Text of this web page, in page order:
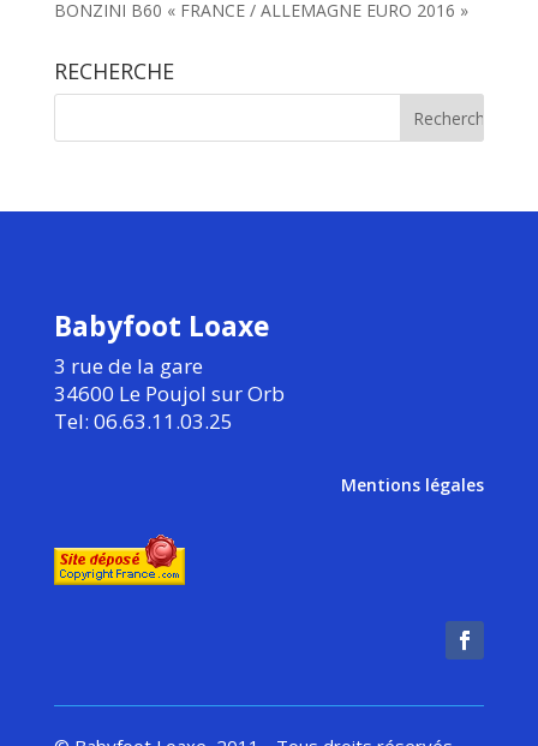
BONZINI B60 « FRANCE / ALLEMAGNE EURO 2016 »
RECHERCHE
Babyfoot Loaxe
3 rue de la gare
34600 Le Poujol sur Orb
Tel: 06.63.11.03.25
Mentions légales